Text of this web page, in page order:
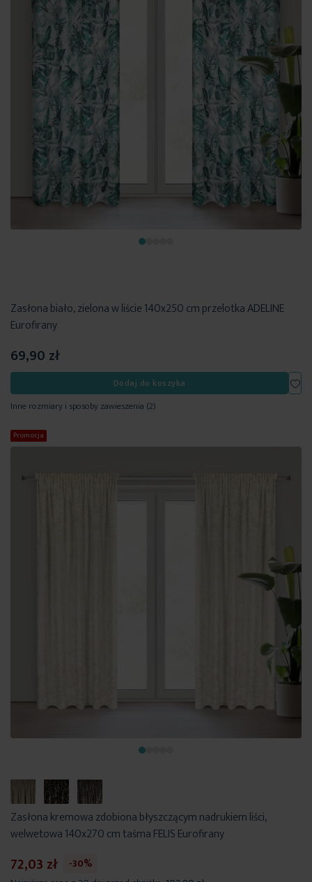
Zasłona biało, zielona w liście 140x250 cm przelotka ADELINE
Eurofirany
69,90 zł
Dodaj do koszyka
Inne rozmiary i sposoby zawieszenia (2)
Promocja
Zasłona kremowa zdobiona błyszczącym nadrukiem liści,
welwetowa 140x270 cm taśma FELIS Eurofirany
72,03 zł
-30%